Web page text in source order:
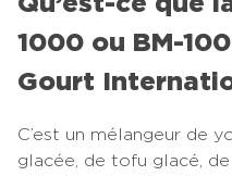
1000 ou BM-
Gourt
C’est un mélangeur de
glacée, de tofu glacé,